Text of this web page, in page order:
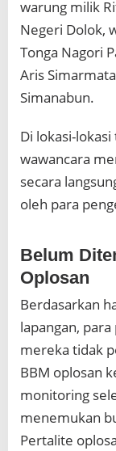
warung milik
Negeri Dolok,
Tonga Nagori
Aris
Simanabun.
Di lokasi-
wawancara
secara
oleh para
Belum
Oplosan
Berdasarkan
lapangan,
mereka tidak
BBM oplosan
monitoring
menemukan
Pertalite